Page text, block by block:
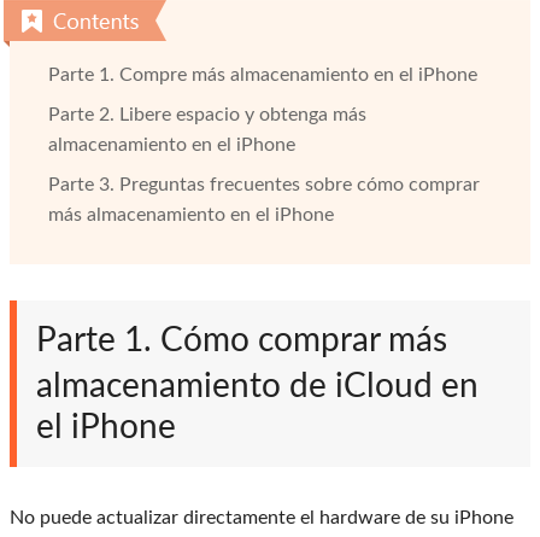
Parte 1. Compre más almacenamiento en el iPhone
Parte 2. Libere espacio y obtenga más
almacenamiento en el iPhone
Parte 3. Preguntas frecuentes sobre cómo comprar
más almacenamiento en el iPhone
Parte 1. Cómo comprar más
almacenamiento de iCloud en
el iPhone
No puede actualizar directamente el hardware de su iPhone